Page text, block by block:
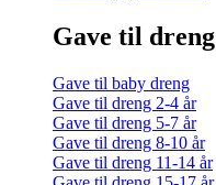
Gave til dreng
Gave til baby dreng
Gave til dreng 2-4 år
Gave til dreng 5-7 år
Gave til dreng 8-10 år
Gave til dreng 11-14 år